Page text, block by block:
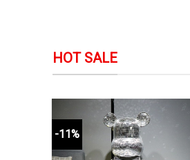
HOT SALE
-11%